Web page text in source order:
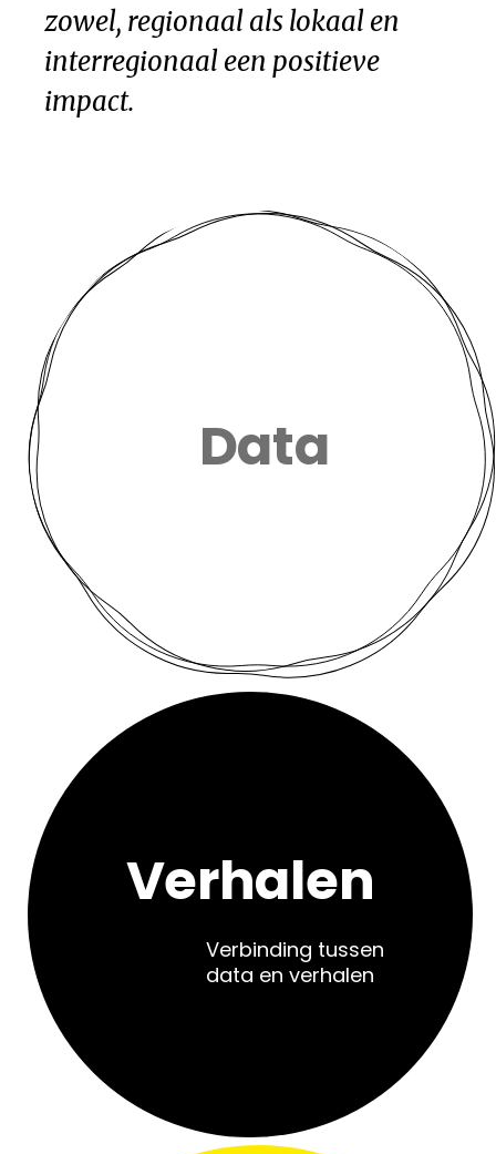
zowel, regionaal als lokaal en
interregionaal een positieve
impact.
Data
Verhalen
Verbinding tussen
data en verhalen